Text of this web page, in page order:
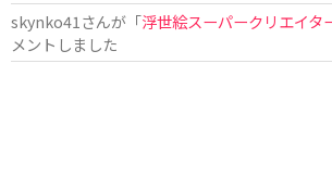
skynko41 さんが「浮世絵スーパークリエイタ
メントしました